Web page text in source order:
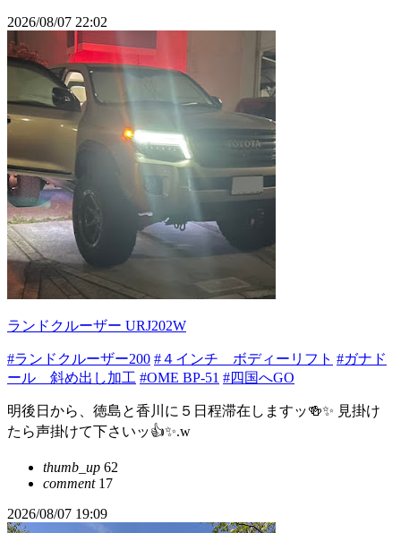
2026/08/07 22:02
ランドクルーザー URJ202W
#ランドクルーザー200 #４インチ ボディーリフト #ガナド
ール 斜め出し加工 #OME BP-51 #四国へGO
明後日から、徳島と香川に５日程滞在しますッ🍻✨ 見掛け
たら声掛けて下さいッ👍✨.w
thumb_up 62
comment17
2026/08/07 19:09